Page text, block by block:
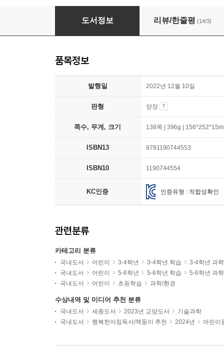
미래가 온다, 미래 식량
도서정보 리뷰/한줄평 (14/3)
품목정보
발행일 2022년 12월 10일
판형 양장
쪽수, 무게, 크기 138쪽 | 396g |
ISBN13 9791190744553
ISBN10 1190744554
KC인증 인증유형 : 적합성확인
관련분류
카테고리 분류
국내도서 어린이 3-4학년 3-4학년 학습
3-4학년 과
국내도서
어린이 5-6학년 5-6학년 학습
5-6학년 과
국내도서
어린이 초등학습 과학/환경
수상내역 및 미디어 추천 분류
국내도서 세종도서 2023년 교양도서
기술과학
국내도서
행복한아침독서/책둥이 추천 2024년 어린이